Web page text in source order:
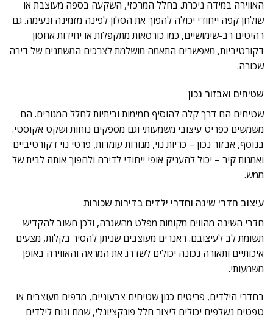
האווירה במידה ניכרת. בחלל המרכזי, השקעה בספה מעוצבת או
שולחן קפה ייחודי יכולה להפוך את הסלון לפינה מזמינה ונעימה. גם
רהיטים רב-שימושיים, כמו כורסאות מתקפלות או יחידות אחסון
דקורטיביות, מאפשרים התאמה מושלמת לצרכים המשתנים של דירה
שכורה.
שטיחים ואבזור נכון
שטיחים הם דרך קלה להוסיף חמימות וביתיות לחלל המגורים. הם
משמשים כפריט עיצובי משמעותי וגם מספקים נוחות ושקט אקוסטי.
בנוסף, אבזור נכון – כריות נוי, מנורות עומדות, פרטי נוי דקורטיביים
ואמנות קיר – יכול להעניק אופי ייחודי לדירה ולהפוך אותה לבית של
ממש.
עיצוב חדרי שינה וחדרי ילדים בדירות שכורות
חדרי השינה מהווים מקומות מפלט מהשגרה, ולכן חשוב להקדיש
תשומת לב לעיצובם. ראנרים מעוצבים שניתן להסיר בקלות, מצעים
איכותיים ותאורה נכונה יכולים לשדרג את המראה והאווירה באופן
משמעותי.
בחדרי הילדים, פריטים כגון שטיחים צבעוניים, מדפים מעוצבים או
טפטים נשלפים יכולים ליצור חלל פונקציונלי, שמח ונוח לילדים